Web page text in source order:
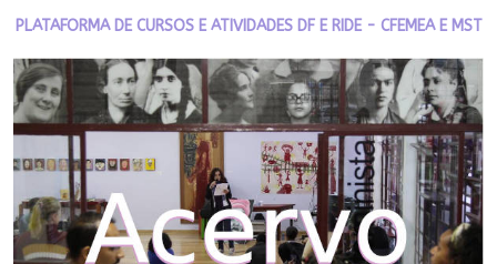
PLATAFORMA DE CURSOS E ATIVIDADES DF E RIDE - CFEMEA E MST